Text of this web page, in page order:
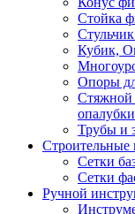
Стойка
Кубик,
Опоры
Стяжной
опалубки
Трубы и
Строительные
Сетки
Сетки
Ручной